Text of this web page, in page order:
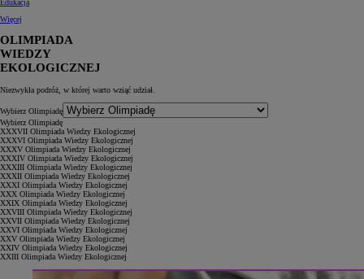
Edukacja
Więcej
OLIMPIADA
WIEDZY
EKOLOGICZNEJ
Niezwykła podróż, w której warto wziąć udział.
Wybierz Olimpiadę
Wybierz Olimpiadę
XXXVII Olimpiada Wiedzy Ekologicznej
XXXVI Olimpiada Wiedzy Ekologicznej
XXXV Olimpiada Wiedzy Ekologicznej
XXXIV Olimpiada Wiedzy Ekologicznej
XXXIII Olimpiada Wiedzy Ekologicznej
XXXII Olimpiada Wiedzy Ekologicznej
XXXI Olimpiada Wiedzy Ekologicznej
XXX Olimpiada Wiedzy Ekologicznej
XXIX Olimpiada Wiedzy Ekologicznej
XXVIII Olimpiada Wiedzy Ekologicznej
XXVII Olimpiada Wiedzy Ekologicznej
XXVI Olimpiada Wiedzy Ekologicznej
XXV Olimpiada Wiedzy Ekologicznej
XXIV Olimpiada Wiedzy Ekologicznej
XXIII Olimpiada Wiedzy Ekologicznej